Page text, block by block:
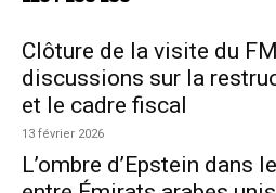
Clôture de la visite du
discussions sur la
et le cadre fiscal
13 février 2026
L’ombre d’Epstein dans